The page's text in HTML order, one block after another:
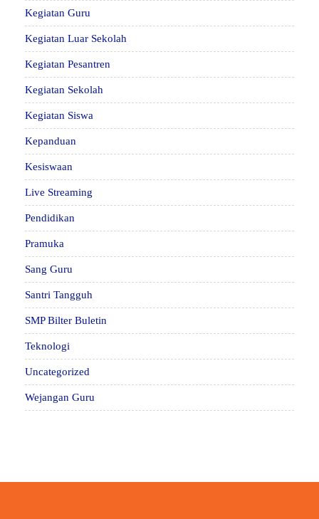
Kegiatan Guru
Kegiatan Luar Sekolah
Kegiatan Pesantren
Kegiatan Sekolah
Kegiatan Siswa
Kepanduan
Kesiswaan
Live Streaming
Pendidikan
Pramuka
Sang Guru
Santri Tangguh
SMP Bilter Buletin
Teknologi
Uncategorized
Wejangan Guru